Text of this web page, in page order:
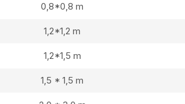
0,8*0,8 m
1,2*1,2 m
1,2*1,5 m
1,5 * 1,5 m